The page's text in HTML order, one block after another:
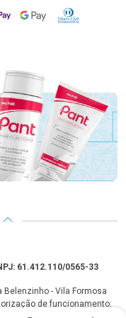
Google PayDiners Club
61.412.110/0565-33
Belenzinho - Vila Formosa
de funcionamento: